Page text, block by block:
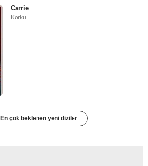
Carrie
Korku
En çok beklenen yeni diziler